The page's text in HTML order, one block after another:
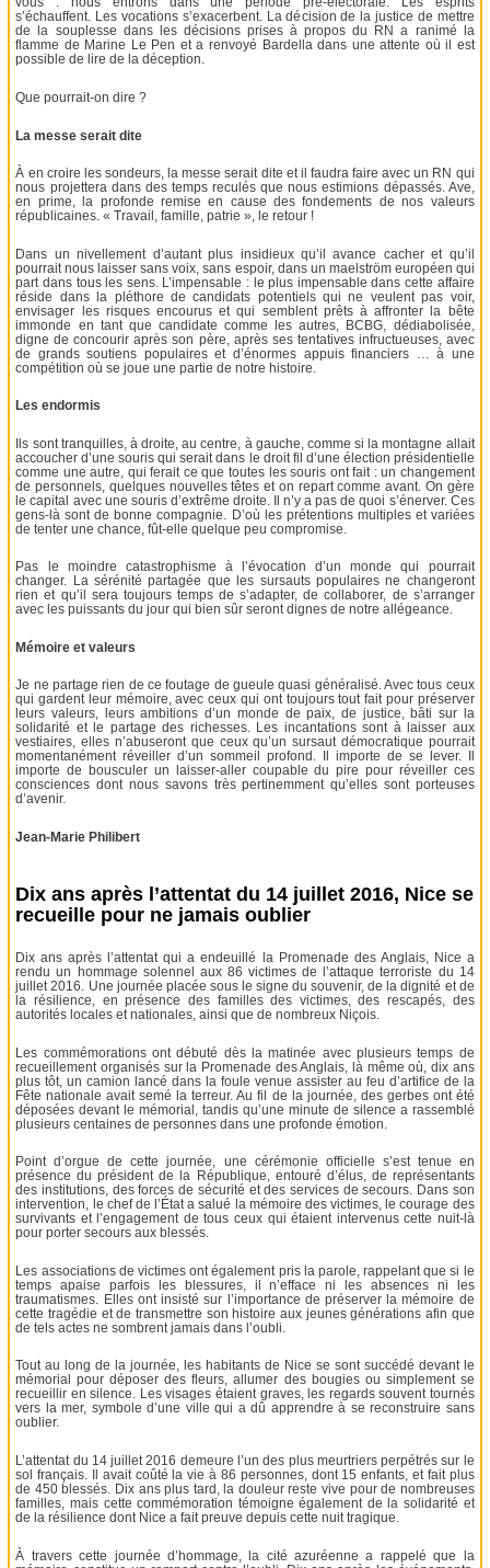
s’échauffent. Les vocations s’exacerbent. La décision de la justice de mettre
de la souplesse dans les décisions prises à propos du RN a ranimé la
flamme de Marine Le Pen et a renvoyé Bardella dans une attente où il est
possible de lire de la déception.
Que pourrait-on dire ?
La messe serait dite
À en croire les sondeurs, la messe serait dite et il faudra faire avec un RN qui
nous projettera dans des temps reculés que nous estimions dépassés. Ave,
en prime, la profonde remise en cause des fondements de nos valeurs
républicaines. « Travail, famille, patrie », le retour !
Dans un nivellement d’autant plus insidieux qu’il avance cacher et qu’il
pourrait nous laisser sans voix, sans espoir, dans un maelström européen qui
part dans tous les sens. L’impensable : le plus impensable dans cette affaire
réside dans la pléthore de candidats potentiels qui ne veulent pas voir,
envisager les risques encourus et qui semblent prêts à affronter la bête
immonde en tant que candidate comme les autres, BCBG, dédiabolisée,
digne de concourir après son père, après ses tentatives infructueuses, avec
de grands soutiens populaires et d’énormes appuis financiers … à une
compétition où se joue une partie de notre histoire.
Les endormis
Ils sont tranquilles, à droite, au centre, à gauche, comme si la montagne allait
accoucher d’une souris qui serait dans le droit fil d’une élection présidentielle
comme une autre, qui ferait ce que toutes les souris ont fait : un changement
de personnels, quelques nouvelles têtes et on repart comme avant. On gère
le capital avec une souris d’extrême droite. Il n’y a pas de quoi s’énerver. Ces
gens-là sont de bonne compagnie. D’où les prétentions multiples et variées
de tenter une chance, fût-elle quelque peu compromise.
Pas le moindre catastrophisme à l’évocation d’un monde qui pourrait
changer. La sérénité partagée que les sursauts populaires ne changeront
rien et qu’il sera toujours temps de s’adapter, de collaborer, de s’arranger
avec les puissants du jour qui bien sûr seront dignes de notre allégeance.
Mémoire et valeurs
Je ne partage rien de ce foutage de gueule quasi généralisé. Avec tous ceux
qui gardent leur mémoire, avec ceux qui ont toujours tout fait pour préserver
leurs valeurs, leurs ambitions d’un monde de paix, de justice, bâti sur la
solidarité et le partage des richesses. Les incantations sont à laisser aux
vestiaires, elles n’abuseront que ceux qu’un sursaut démocratique pourrait
momentanément réveiller d’un sommeil profond. Il importe de se lever. Il
importe de bousculer un laisser-aller coupable du pire pour réveiller ces
consciences dont nous savons très pertinemment qu’elles sont porteuses
d’avenir.
Jean-Marie Philibert
Dix ans après l’attentat du 14 juillet 2016, Nice se
recueille pour ne jamais oublier
Dix ans après l’attentat qui a endeuillé la Promenade des Anglais, Nice a
rendu un hommage solennel aux 86 victimes de l’attaque terroriste du 14
juillet 2016. Une journée placée sous le signe du souvenir, de la dignité et de
la résilience, en présence des familles des victimes, des rescapés, des
autorités locales et nationales, ainsi que de nombreux Niçois.
Les commémorations ont débuté dès la matinée avec plusieurs temps de
recueillement organisés sur la Promenade des Anglais, là même où, dix ans
plus tôt, un camion lancé dans la foule venue assister au feu d’artifice de la
Fête nationale avait semé la terreur. Au fil de la journée, des gerbes ont été
déposées devant le mémorial, tandis qu’une minute de silence a rassemblé
plusieurs centaines de personnes dans une profonde émotion.
Point d’orgue de cette journée, une cérémonie officielle s’est tenue en
présence du président de la République, entouré d’élus, de représentants
des institutions, des forces de sécurité et des services de secours. Dans son
intervention, le chef de l’État a salué la mémoire des victimes, le courage des
survivants et l’engagement de tous ceux qui étaient intervenus cette nuit-là
pour porter secours aux blessés.
Les associations de victimes ont également pris la parole, rappelant que si le
temps apaise parfois les blessures, il n’efface ni les absences ni les
traumatismes. Elles ont insisté sur l’importance de préserver la mémoire de
cette tragédie et de transmettre son histoire aux jeunes générations afin que
de tels actes ne sombrent jamais dans l’oubli.
Tout au long de la journée, les habitants de Nice se sont succédé devant le
mémorial pour déposer des fleurs, allumer des bougies ou simplement se
recueillir en silence. Les visages étaient graves, les regards souvent tournés
vers la mer, symbole d’une ville qui a dû apprendre à se reconstruire sans
oublier.
L’attentat du 14 juillet 2016 demeure l’un des plus meurtriers perpétrés sur le
sol français. Il avait coûté la vie à 86 personnes, dont 15 enfants, et fait plus
de 450 blessés. Dix ans plus tard, la douleur reste vive pour de nombreuses
familles, mais cette commémoration témoigne également de la solidarité et
de la résilience dont Nice a fait preuve depuis cette nuit tragique.
À travers cette journée d’hommage, la cité azuréenne a rappelé que la